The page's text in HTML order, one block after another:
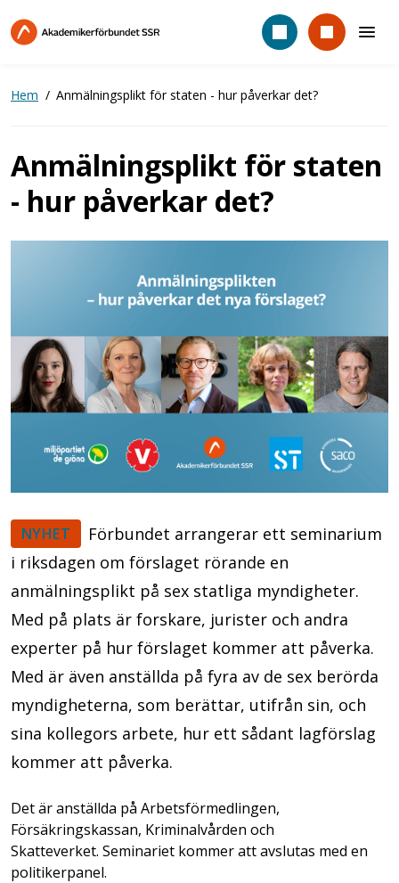
till
Hem Anmälningsplikt för staten - hur påverkar det?
Anmälningsplikt för staten
- hur påverkar det?
NYHET
Förbundet arrangerar ett seminarium
i riksdagen om förslaget rörande en
anmälningsplikt på sex statliga myndigheter.
Med på plats är forskare, jurister och andra
experter på hur förslaget kommer att påverka.
Med är även anställda på fyra av de sex berörda
myndigheterna, som berättar, utifrån sin, och
sina kollegors arbete, hur ett sådant lagförslag
kommer att påverka.
Det är anställda på Arbetsförmedlingen,
Försäkringskassan, Kriminalvården och
Skatteverket. Seminariet kommer att avslutas med en
politikerpanel.